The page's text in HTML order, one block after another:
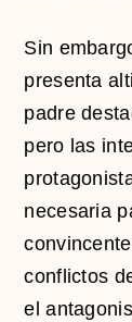
Sin
presenta
padre
pero las
necesaria
conflictos
el